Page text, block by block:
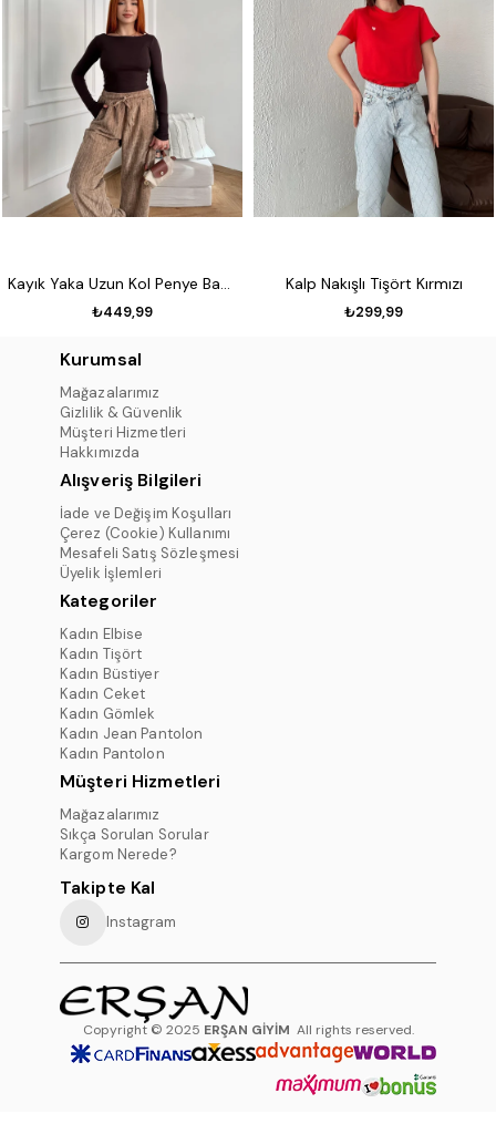
Kayık Yaka Uzun Kol Penye Badi Koyu kahve
₺449,99
Kalp Nakışlı Tişört Kırmızı
₺299,99
Kurumsal
Mağazalarımız
Gizlilik & Güvenlik
Müşteri Hizmetleri
Hakkımızda
Alışveriş Bilgileri
İade ve Değişim Koşulları
Çerez (Cookie) Kullanımı
Mesafeli Satış Sözleşmesi
Üyelik İşlemleri
Kategoriler
Kadın Elbise
Kadın Tişört
Kadın Büstiyer
Kadın Ceket
Kadın Gömlek
Kadın Jean Pantolon
Kadın Pantolon
Müşteri Hizmetleri
Mağazalarımız
Sıkça Sorulan Sorular
Kargom Nerede?
Takipte Kal
Instagram
Copyright © 2025 ERŞAN GİYİM All rights reserved.